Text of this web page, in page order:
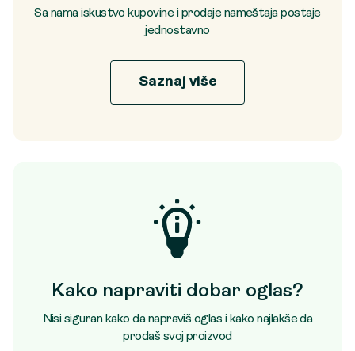
Sa nama iskustvo kupovine i prodaje nameštaja postaje
jednostavno
Saznaj više
Kako napraviti dobar oglas?
Nisi siguran kako da napraviš oglas i kako najlakše da
prodaš svoj proizvod